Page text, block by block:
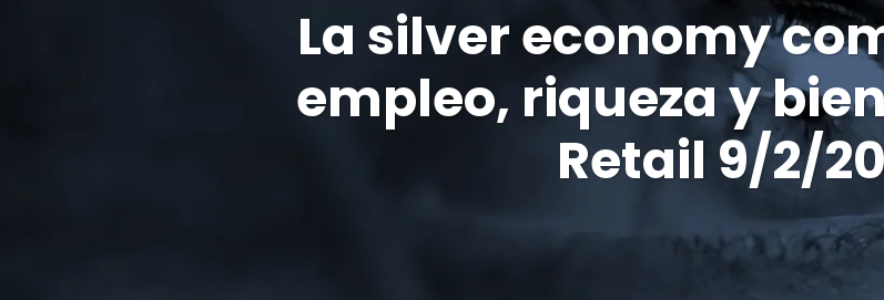
La silver economy
empleo, riqueza y
Retail 9/2/